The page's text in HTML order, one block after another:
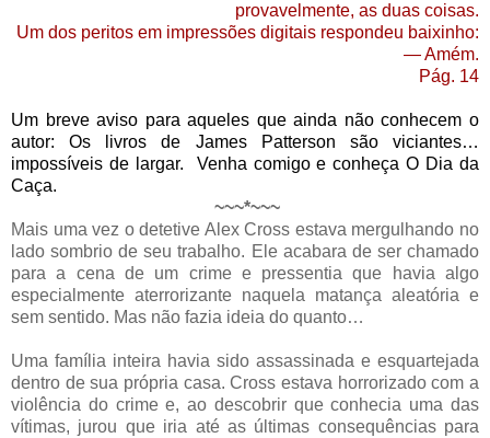
provavelmente, as duas coisas.
Um dos peritos em impressões digitais respondeu baixinho:
— Amém.
Pág. 14
Um breve aviso para aqueles que ainda não conhecem o
autor: Os livros de James Patterson são viciantes…
impossíveis de largar.
Venha comigo e conheça O Dia da
Caça.
~~~*~~~
Mais uma vez o detetive Alex Cross estava mergulhando no
lado sombrio de seu trabalho. Ele acabara de ser chamado
para a cena de um crime e pressentia que havia algo
especialmente aterrorizante naquela matança aleatória e
sem sentido. Mas não fazia ideia do quanto…
Uma família inteira havia sido assassinada e esquartejada
dentro de sua própria casa. Cross estava horrorizado com a
violência do crime e, ao descobrir que conhecia uma das
vítimas, jurou que iria até as últimas consequências para